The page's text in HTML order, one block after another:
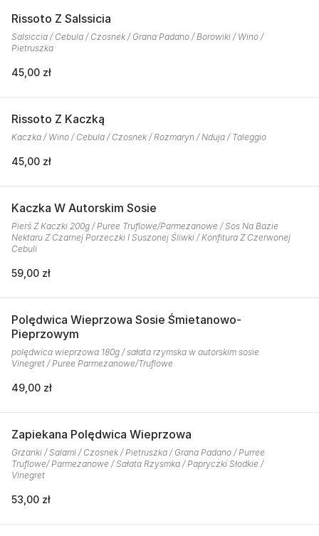
Rissoto Z Salssicia
Salsiccia / Cebula / Czosnek / Grana Padano / Borowiki / Wino /
Pietruszka
45,00 zł
Rissoto Z Kaczką
Kaczka / Wino / Cebula / Czosnek / Rozmaryn / Nduja / Taleggio
45,00 zł
Kaczka W Autorskim Sosie
Pierś Z Kaczki 200g / Puree Truflowe/Parmezanowe / Sos Na Bazie
Nektaru Z Czarnej Porzeczki I Suszonej Śliwki / Konfitura Z Czerwonej
Cebuli
59,00 zł
Polędwica Wieprzowa Sosie Śmietanowo-
Pieprzowym
polędwica wieprzowa 180g / sałata rzymska w autorskim sosie
Vinegret / Puree Parmezanowe/Truflowe
49,00 zł
Zapiekana Polędwica Wieprzowa
Grzanki / Salami / Czosnek / Pietruszka / Grana Padano / Purree
Truflowe/ Parmezanowe / Sałata Rzysmka / Papryczki Słodkie /
Vinegret
53,00 zł